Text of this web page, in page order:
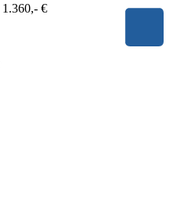
1.360,- €